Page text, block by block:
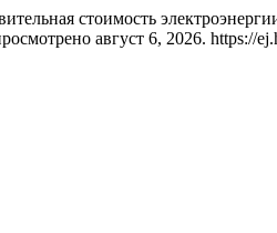
стоимость
август 6, 2026. https://